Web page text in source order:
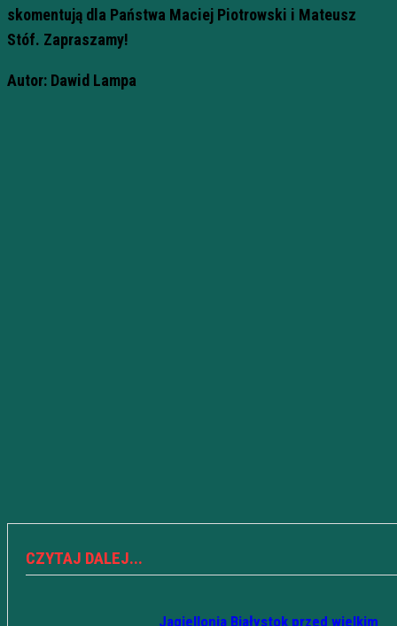
skomentują dla Państwa Maciej Piotrowski i Mateusz
Stóf. Zapraszamy!
Autor: Dawid Lampa
CZYTAJ DALEJ...
Jagiellonia Białystok przed wielkim